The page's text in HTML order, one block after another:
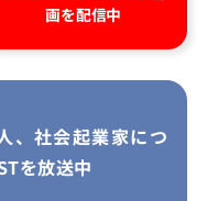
画を配信中
、社会起業家につ
を放送中